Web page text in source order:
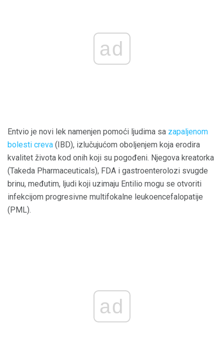
ad
Entvio je novi lek namenjen pomoći ljudima sa zapaljenom
bolesti creva (IBD), izlučujućom oboljenjem koja erodira
kvalitet života kod onih koji su pogođeni. Njegova kreatorka
(Takeda Pharmaceuticals), FDA i gastroenterolozi svugde
brinu, međutim, ljudi koji uzimaju Entilio mogu se otvoriti
infekcijom progresivne multifokalne leukoencefalopatije
(PML).
ad